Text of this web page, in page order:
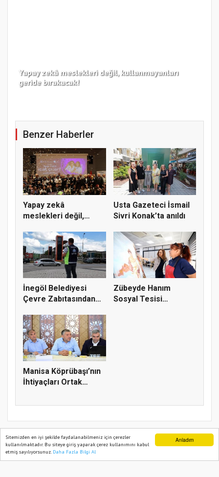
Anladım
Sitemizden en iyi şekilde faydalanabilmeniz için çerezler
kullanılmaktadır. Bu siteye giriş yaparak çerez kullanımını kabul
etmiş sayılıyorsunuz. Daha Fazla Bilgi Al
Yapay zekâ meslekleri değil, kullanmayanları
geride bırakacak!
Benzer Haberler
Yapay zekâ
meslekleri değil,
Usta Gazeteci İsmail
Sivri Konak’ta anıldı
İnegöl Belediyesi
Çevre Zabıtasından
Zübeyde Hanım
Sosyal Tesisi
Manisa Köprübaşı’nın
İhtiyaçları Ortak
TÜRK HABERLER 2022
Ana Sayfa Web TV